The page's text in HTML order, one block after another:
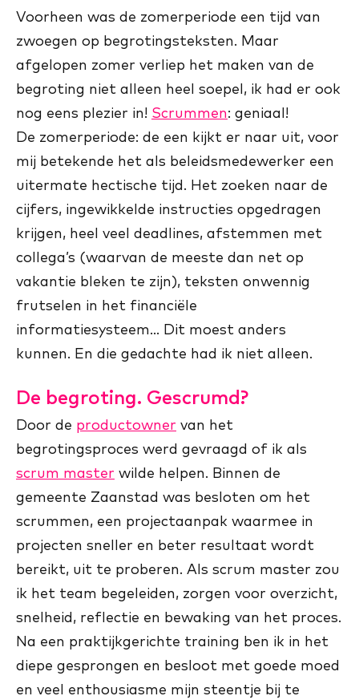
Voorheen was de zomerperiode een tijd van
zwoegen op begrotingsteksten. Maar
afgelopen zomer verliep het maken van de
begroting niet alleen heel soepel, ik had er ook
nog eens plezier in! Scrummen: geniaal!
De zomerperiode: de een kijkt er naar uit, voor
mij betekende het als beleidsmedewerker een
uitermate hectische tijd. Het zoeken naar de
cijfers, ingewikkelde instructies opgedragen
krijgen, heel veel deadlines, afstemmen met
collega’s (waarvan de meeste dan net op
vakantie bleken te zijn), teksten onwennig
frutselen in het financiële
informatiesysteem… Dit moest anders
kunnen. En die gedachte had ik niet alleen.
De begroting. Gescrumd?
Door de productowner van het
begrotingsproces werd gevraagd of ik als
scrum master wilde helpen. Binnen de
gemeente Zaanstad was besloten om het
scrummen, een projectaanpak waarmee in
projecten sneller en beter resultaat wordt
bereikt, uit te proberen. Als scrum master zou
ik het team begeleiden, zorgen voor overzicht,
snelheid, reflectie en bewaking van het proces.
Na een praktijkgerichte training ben ik in het
diepe gesprongen en besloot met goede moed
en veel enthousiasme mijn steentje bij te